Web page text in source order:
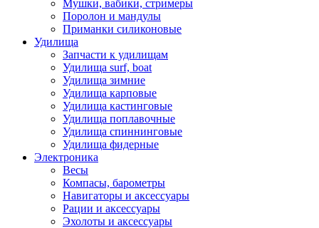
Мушки, вабики, стримеры
Поролон и мандулы
Приманки силиконовые
Удилища
Запчасти к удилищам
Удилища surf, boat
Удилища зимние
Удилища карповые
Удилища кастинговые
Удилища поплавочные
Удилища спиннинговые
Удилища фидерные
Электроника
Весы
Компасы, барометры
Навигаторы и аксессуары
Рации и аксессуары
Эхолоты и аксессуары